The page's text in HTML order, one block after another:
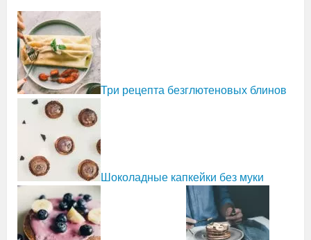
Три рецепта безглютеновых блинов
Шоколадные капкейки без муки